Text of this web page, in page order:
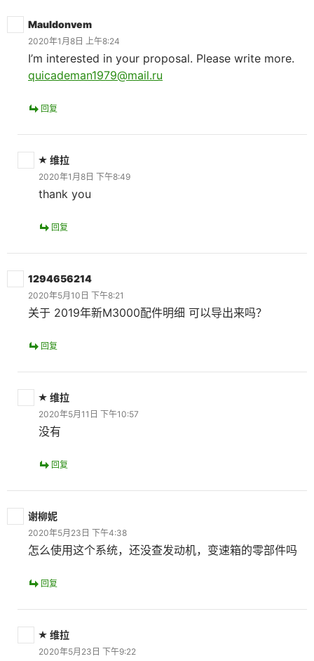
Mauldonvem
2020年1月8日 上午8:24
I’m interested in your proposal. Please write more.
quicademan1979@mail.ru
回复
维拉
2020年1月8日 下午8:49
thank you
回复
1294656214
2020年5月10日 下午8:21
关于 2019年新M3000配件明细 可以导出来吗？
回复
维拉
2020年5月11日 下午10:57
没有
回复
谢柳妮
2020年5月23日 下午4:38
怎么使用这个系统，还没查发动机，变速箱的零部件吗
回复
维拉
2020年5月23日 下午9:22